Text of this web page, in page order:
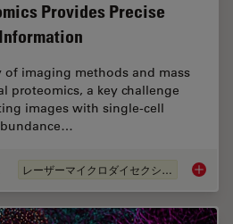
Provides Precise
imaging methods and mass
proteomics, a key challenge
images with single-cell
レーザーマイクロダイセクション（LMD） Deep